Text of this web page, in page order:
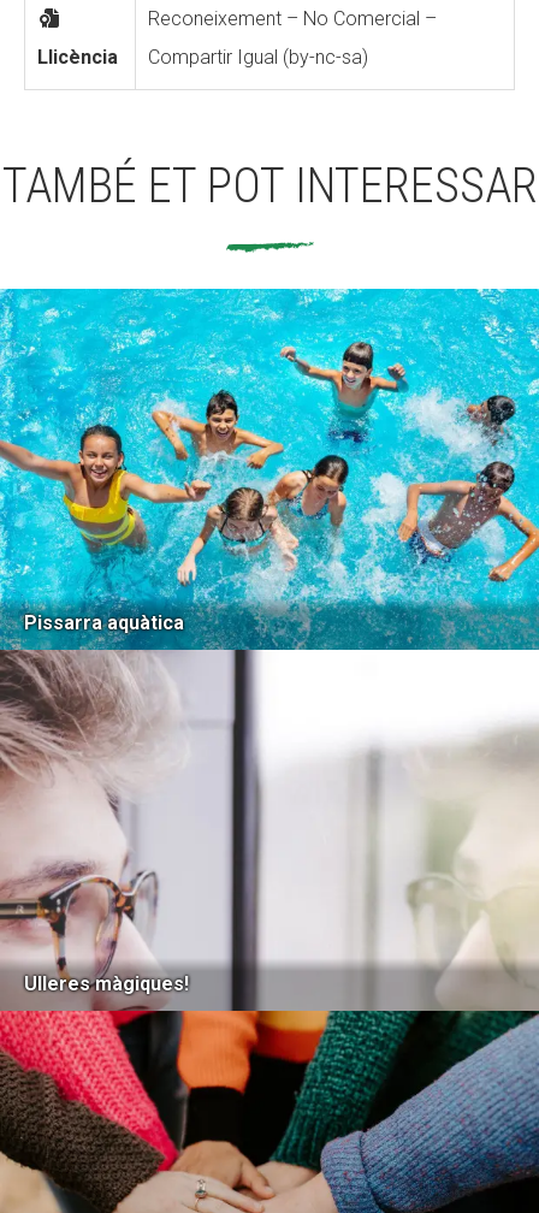
Llicència
Reconeixement – No Comercial –
Compartir Igual (by-nc-sa)
TAMBÉ ET POT INTERESSAR
Pissarra aquàtica
Ulleres màgiques!